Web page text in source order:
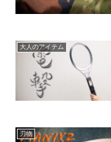
大人のアイテム
刃物